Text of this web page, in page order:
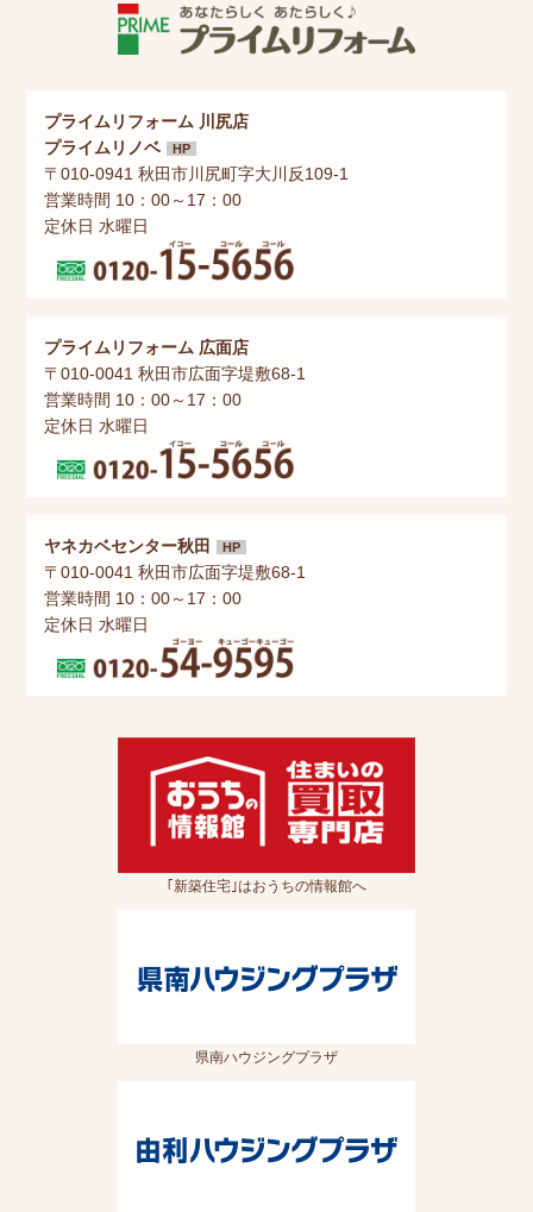
プライムリフォーム 川尻店
プライムリノベ
HP
〒010-0941 秋田市川尻町字大川反109-1
営業時間 10：00～17：00
定休日 水曜日
プライムリフォーム 広面店
〒010-0041 秋田市広面字堤敷68-1
営業時間 10：00～17：00
定休日 水曜日
ヤネカベセンター秋田 HP
〒010-0041 秋田市広面字堤敷68-1
営業時間 10：00～17：00
定休日 水曜日
｢新築住宅｣はおうちの情報館へ
県南ハウジングプラザ